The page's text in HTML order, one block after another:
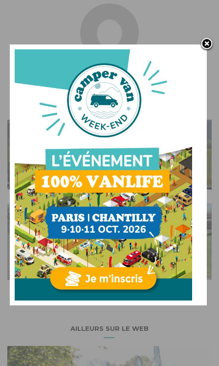
François
LUXE
Les plus insolites camping-cars 4×4
AFFICHER L'ARTICLE
LUXE
Mauck2 : Personal Traveler, luxueux Class C américain
sur Mercedes
AFFICHER L'ARTICLE
AILLEURS SUR LE WEB